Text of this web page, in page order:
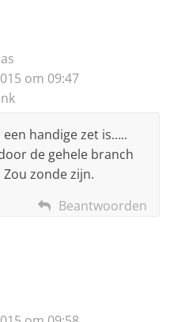
om 09:47
handige zet is…..
de gehele branch
zonde zijn.
Beantwoorden